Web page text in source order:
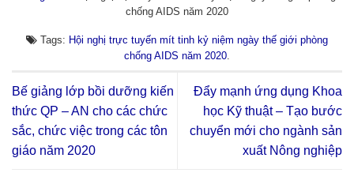
chống AIDS năm 2020
Tags: Hội nghị trực tuyến mít tinh kỷ niệm ngày thế giới phòng
chống AIDS năm 2020.
Bế giảng lớp bồi dưỡng kiến
thức QP – AN cho các chức
sắc, chức việc trong các tôn
giáo năm 2020
Đẩy mạnh ứng dụng Khoa
học Kỹ thuật – Tạo bước
chuyển mới cho ngành sản
xuất Nông nghiệp